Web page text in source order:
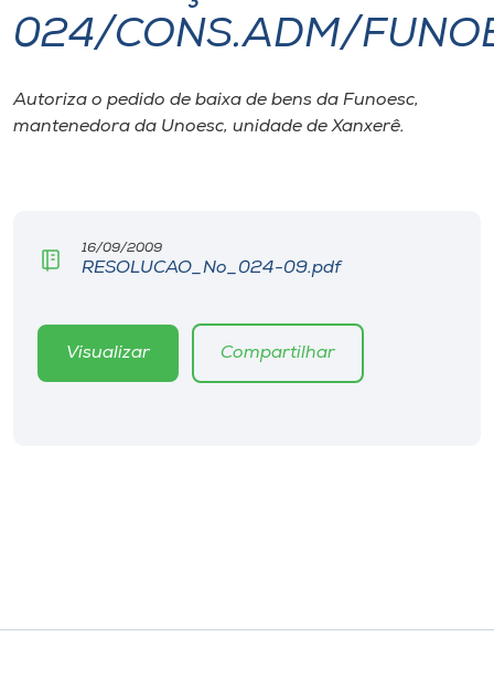
I.nova
Diplomados
CPA
Editora
024/CONS.ADM/
Autoriza o pedido de baixa de bens da Funoesc,
mantenedora da Unoesc, unidade de Xanxerê.
16/09/2009
RESOLUCAO_No_024-09.pdf
Visualizar Compartilhar